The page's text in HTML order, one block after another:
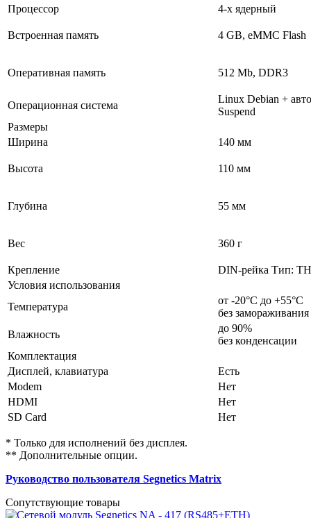
Процессор
4-х ядерный
Встроенная память 4 GB, eMMC Flash
Оперативная память 512 Mb, DDR3
Операционная система
Linux Debian +
Suspend
Размеры
Ширина
140 мм
Высота 110 мм
Глубина 55 мм
Вес 360 г
Крепление
DIN-рейка Тип:
Условия использования
Температура
от -20°С до +55°С
без замораживания
Влажность
до 90%
без конденсации
Комплектация
Дисплей, клавиатура
Есть
Modem
Нет
HDMI
Нет
SD Card
Нет
* Только для исполнений без дисплея.
** Дополнительные опции.
Руководство пользователя Segnetics Matrix
Сопутствующие товары